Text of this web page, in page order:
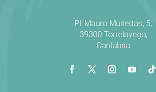
Pl. Mauro Muriedas, 5,
39300 Torrelavega,
Cantabria